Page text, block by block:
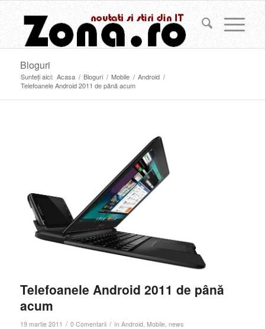
Bloguri
Sunteți aici: Acasa / Bloguri / Mobile / Android /
Telefoanele Android 2011 de până acum
Telefoanele Android 2011 de până
acum
19 martie 2011 / 0 Comentarii / în Android Mobile, news